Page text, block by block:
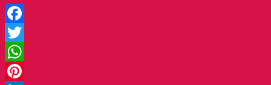
Facebook
Twitter
WhatsApp